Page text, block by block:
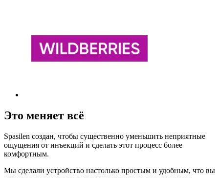
Это меняет всё
Spasilen создан, чтобы существенно уменьшить неприятные
ощущения от инъекций и сделать этот процесс более
комфортным.
Мы сделали устройство настолько простым и удобным, что вы